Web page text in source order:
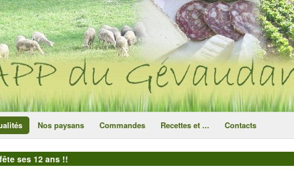
ce site utilise des cookies
Nos paysans Commandes Recettes et ... Contacts
ses 12 ans !!